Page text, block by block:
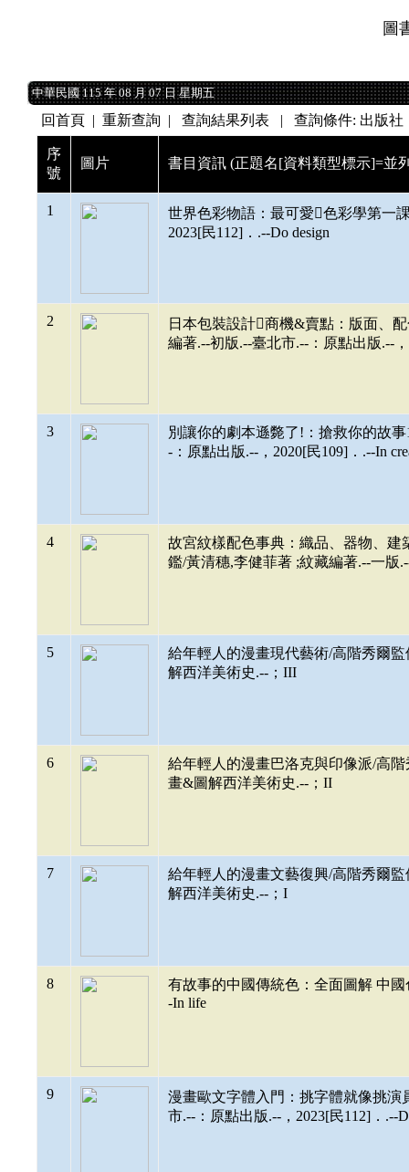
圖
中華民國 115 年 08 月 07 日 星期五
中華民國 115 年 08 月 07 日 星期五
回首頁 | 重新查詢 | 查詢結果列表 | 查詢條件: 出版社
序
號
圖片 書目資訊 (正題名[資料類型標示]=並
1
世界色彩物語：最可愛色彩學第一
2023[民112]．.--Do design
2
日本包裝設計商機&賣點：版面、
編著.--初版.--臺北市.--：原點出版.--
3
別讓你的劇本遜斃了!：搶救你的故
-：原點出版.--，2020[民109]．.--In
4
故宮紋樣配色事典：織品、器物、建
鑑/黃清穗,李健菲著 ;紋藏編著.--一版
5
給年輕人的漫畫現代藝術/高階秀爾
解西洋美術史.--；III
6
給年輕人的漫畫巴洛克與印像派/高
畫&圖解西洋美術史.--；II
7
給年輕人的漫畫文藝復興/高階秀爾
解西洋美術史.--；I
8
有故事的中國傳統色：全面圖解 中
-In life
9
漫畫歐文字體入門：挑字體就像挑演
市.--：原點出版.--，2023[民112]．.--